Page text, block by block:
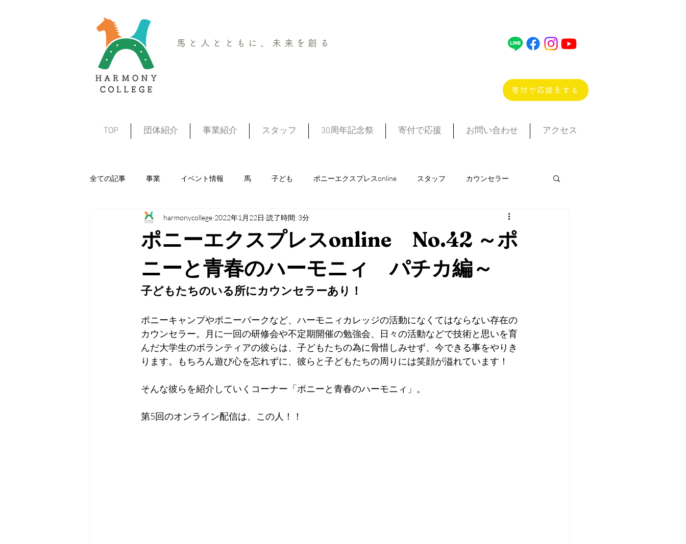
馬と人とともに、未来を創る
寄付で応援をする
TOP 団体紹介 事業紹介 スタッフ 30周年記念祭 寄付で応援 お問い合わせ アクセス
全ての記事 事業 イベント情報 馬 子ども ポニーエクスプレスonline スタッフ カウンセラー
プレーパーク キャンプ ポニークラブ まなび～馬（フリースクール） ポニー教室
HARMONYVOICE
ポニーエクスプレスonline No.42 ～ポ
ニーと青春のハーモニィ パチカ編～
harmonycollege 2022年1月22日 読了時間: 3分
子どもたちのいる所にカウンセラーあり！
ポニーキャンプやポニーパークなど、ハーモニィカレッジの活動になくてはならない存在の
カウンセラー。月に一回の研修会や不定期開催の勉強会、日々の活動などで技術と思いを育
んだ大学生のボランティアの彼らは、子どもたちの為に骨惜しみせず、今できる事をやりき
ります。もちろん遊び心を忘れずに、彼らと子どもたちの周りには笑顔が溢れています！
そんな彼らを紹介していくコーナー「ポニーと青春のハーモニィ」。
第5回のオンライン配信は、この人！！